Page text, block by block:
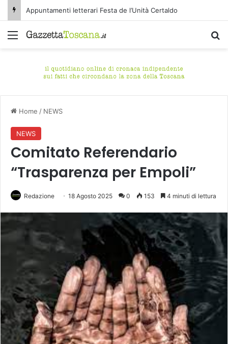
Appuntamenti letterari Festa de l’Unità Certaldo
Menu
Home / NEWS
NEWS
Comitato Referendario
“Trasparenza per Empoli”
Redazione 18 Agosto 2025 0 153 4 minuti di lettura